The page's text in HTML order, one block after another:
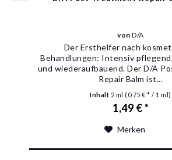
vonD/A
Der Ersthelfer nach
Behandlungen: Intensiv
und wiederaufbauend. Der D/A
Repair Balm ist...
Inhalt 2 ml (0,75 € * / 1 ml)
1,49 € *
Merken